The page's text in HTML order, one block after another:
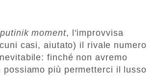
moment, l’improvvisa
casi, aiutato) il rivale numero
finché non avremo
più permetterci il lusso